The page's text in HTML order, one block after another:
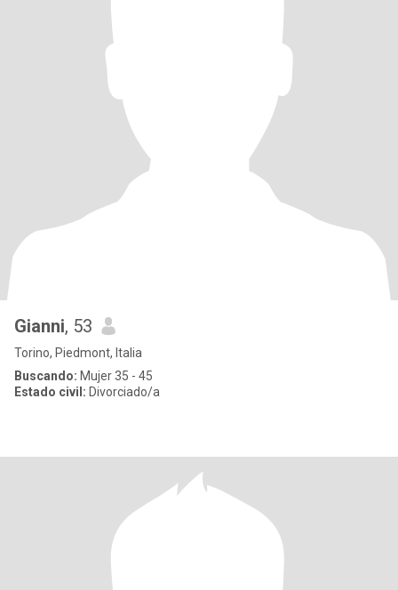
Gianni, 53
Torino, Piedmont, Italia
Buscando: Mujer 35 - 45
Estado civil: Divorciado/a